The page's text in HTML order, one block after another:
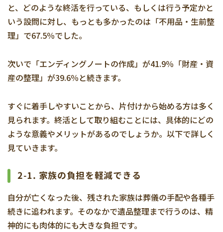
と、どのような終活を行っている、もしくは行う予定かと
いう設問に対し、もっとも多かったのは「不用品・生前整
理」で67.5％でした。
次いで「エンディングノートの作成」が41.9％「財産・資
産の整理」が39.6％と続きます。
すぐに着手しやすいことから、片付けから始める方は多く
見られます。終活として取り組むことには、具体的にどの
ような意義やメリットがあるのでしょうか。以下で詳しく
見ていきます。
2-1. 家族の負担を軽減できる
自分が亡くなった後、残された家族は葬儀の手配や各種手
続きに追われます。そのなかで遺品整理まで行うのは、精
神的にも肉体的にも大きな負担です。